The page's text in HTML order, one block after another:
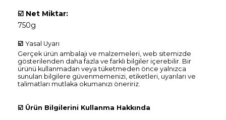
☑️ Net Miktar:
750g
☑️ Yasal Uyarı
Gerçek ürün ambalajı ve malzemeleri, web sitemizde
gösterilenden daha fazla ve farklı bilgiler içerebilir. Bir
ürünü kullanmadan veya tüketmeden önce yalnızca
sunulan bilgilere güvenmemenizi, etiketleri, uyarıları ve
talimatları mutlaka okumanızı öneririz.
☑️ Ürün Bilgilerini Kullanma Hakkında